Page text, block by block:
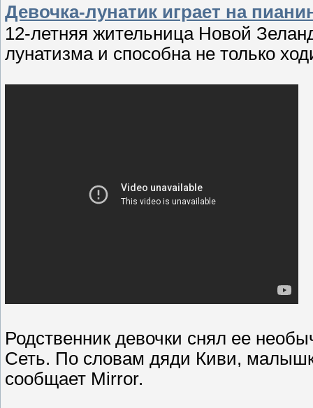
Девочка-лунатик играет на
12-летняя жительница Новой
лунатизма и способна не только
Родственник девочки снял ее
Cеть. По словам дяди Киви,
сообщает Mirror.